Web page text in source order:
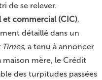
de se relever.
commercial (CIC),
détaillé dans un
Times, a tenu à annoncer
maison mère, le Crédit
des turpitudes passées